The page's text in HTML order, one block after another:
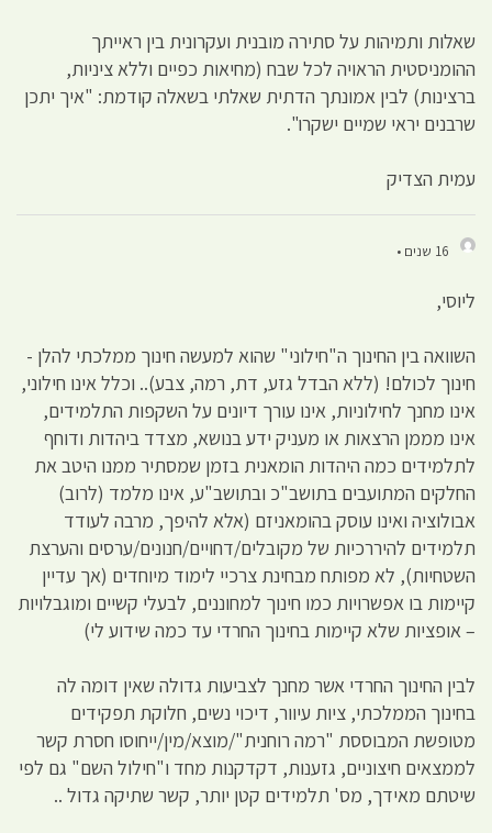
שאלות ותמיהות על סתירה מובנית ועקרונית בין ראייתך
ההומניסטית הראויה לכל שבח (מחיאות כפיים וללא ציניות,
ברצינות) לבין אמונתך הדתית שאלתי בשאלה קודמת: "איך יתכן
שרבנים יראי שמיים ישקרו".
עמית הצדיק
16 שנים •
ליוסי,
השוואה בין החינוך ה"חילוני" שהוא למעשה חינוך ממלכתי להלן -
חינוך לכולם! (ללא הבדל גזע, דת, רמה, צבע).. וכלל אינו חילוני,
אינו מחנך לחילוניות, אינו עורך דיונים על השקפות התלמידים,
אינו מממן הרצאות או מעניק ידע בנושא, מצדד ביהדות ודוחף
לתלמידים כמה היהדות הומאנית בזמן שמסתיר ממנו היטב את
החלקים המתועבים בתושב"כ ובתושב"ע, אינו מלמד (לרוב)
אבולוציה ואינו עוסק בהומאניזם (אלא להיפך, מרבה לעודד
תלמידים להיררכיות של מקובלים/דחויים/חנונים/ערסים והערצת
השטחיות), לא מפותח מבחינת צרכיי לימוד מיוחדים (אך עדיין
קיימות בו אפשרויות כמו חינוך למחוננים, לבעלי קשיים ומוגבלויות
– אופציות שלא קיימות בחינוך החרדי עד כמה שידוע לי)
לבין החינוך החרדי אשר מחנך לצביעות גדולה שאין דומה לה
בחינוך הממלכתי, ציות עיוור, דיכוי נשים, חלוקת תפקידים
מטופשת המבוססת "רמה רוחנית"/מוצא/מין/ייחוסו חסרת קשר
לממצאים חיצוניים, גזענות, דקדקנות מחד ו"חילול השם" גם לפי
שיטתם מאידך, מס' תלמידים קטן יותר, קשר שתיקה גדול ..